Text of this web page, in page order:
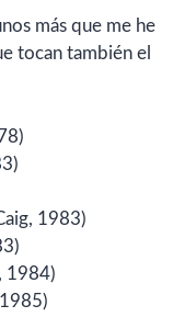
más que me he
tocan también el
1983)
1984)